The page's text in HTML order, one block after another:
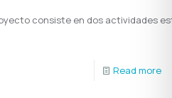
consiste en dos actividades
Read more